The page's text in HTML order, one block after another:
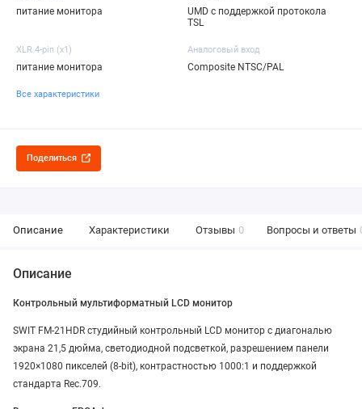
питание монитора
UMD с поддержкой протокола
TSL
XLR 4-pin (x1)
питание монитора
Аналоговый вход
Composite NTSC/PAL
Все характеристики
Поделиться
Описание Характеристики Отзывы 0 Вопросы и ответы
Описание
Контрольный мультиформатный LCD монитор
SWIT FM-21HDR студийный контрольный LCD монитор с диагональю
экрана 21,5 дюйма, светодиодной подсветкой, разрешением панели
1920×1080 пикселей (8-bit), контрастностью 1000:1 и поддержкой
стандарта Rec.709.